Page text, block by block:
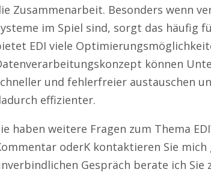
Zusammenarbeit. Besonders wenn
im Spiel sind, sorgt das häufig
EDI viele
können
und fehlerfreier austauschen
effizienter.
haben weitere Fragen zum Thema
oderK kontaktieren Sie
Gespräch berate ich Sie